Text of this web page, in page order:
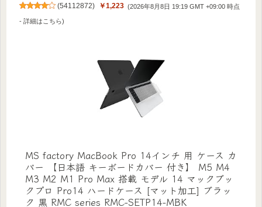
(54112872) ￥1,223 (2026年8月8日 19:19 GMT +09:00 時点
- 詳細はこちら)
MS factory MacBook Pro 14インチ 用 ケース カ
バー 【日本語 キーボードカバー 付き】 M5 M4
M3 M2 M1 Pro Max 搭載 モデル 14 マックブッ
クプロ Pro14 ハードケース [マット加工] ブラッ
ク 黒 RMC series RMC-SETP14-MBK